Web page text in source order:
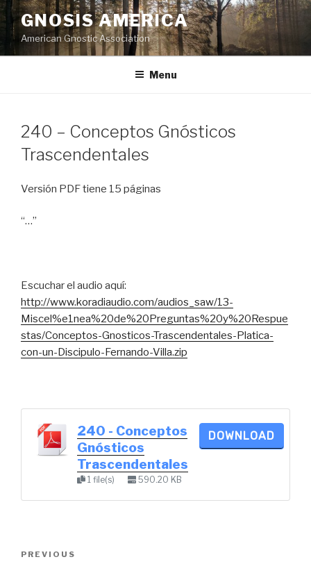
Skip
to
content
GNOSIS AMERICA
American Gnostic Association
Menu
240 – Conceptos Gnósticos
Trascendentales
Versión PDF tiene 15 páginas
“…”
Escuchar el audio aquí:
http://www.koradiaudio.com/audios_saw/13-
Miscel%e1nea%20de%20Preguntas%20y%20Respue
stas/Conceptos-Gnosticos-Trascendentales-Platica-
con-un-Discipulo-Fernando-Villa.zip
240 - Conceptos
Gnósticos
Trascendentales
1 file(s) 590.20 KB
DOWNLOAD
Previous
PREVIOUS